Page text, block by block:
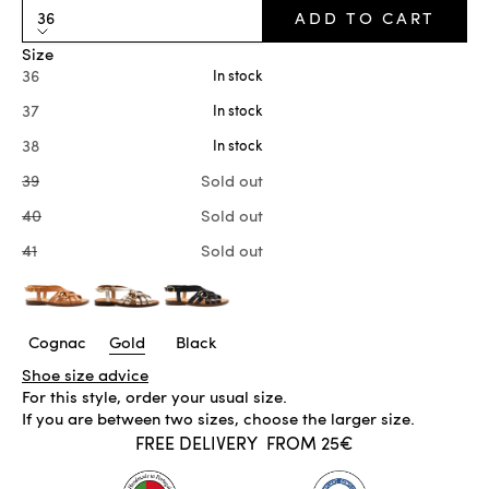
Cognac Gold Black
36
Size
36
In stock
37 In stock
38 In stock
39
Sold out
40
Sold out
41
Sold out
ADD TO CART
Shoe size advice
For this style, order your usual size.
If you are between two sizes, choose the larger size.
IN STOCK
FREE DELIVERY FROM 25€